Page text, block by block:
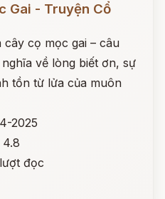
Gai - Truyện Cổ
cọ mọc gai – câu
về lòng biết ơn, sự
tồn từ lửa của muôn
2025
4.8
đọc